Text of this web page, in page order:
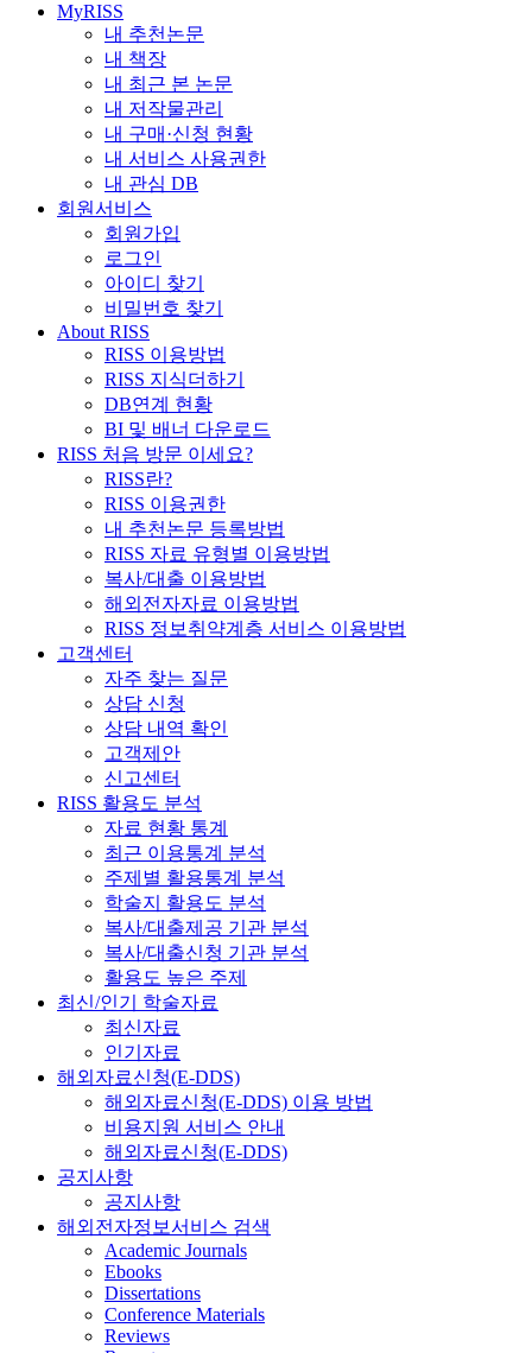
MyRISS
내 추천논문
내 책장
내 최근 본 논문
내 저작물관리
내 구매·신청 현황
내 서비스 사용권한
내 관심 DB
회원서비스
회원가입
로그인
아이디 찾기
비밀번호 찾기
About RISS
RISS 이용방법
RISS 지식더하기
DB연계 현황
BI 및 배너 다운로드
RISS 처음 방문 이세요?
RISS란?
RISS 이용권한
내 추천논문 등록방법
RISS 자료 유형별 이용방법
복사/대출 이용방법
해외전자자료 이용방법
RISS 정보취약계층 서비스 이용방법
고객센터
자주 찾는 질문
상담 신청
상담 내역 확인
고객제안
신고센터
RISS 활용도 분석
자료 현황 통계
최근 이용통계 분석
주제별 활용통계 분석
학술지 활용도 분석
복사/대출제공 기관 분석
복사/대출신청 기관 분석
활용도 높은 주제
최신/인기 학술자료
최신자료
인기자료
해외자료신청(E-DDS)
해외자료신청(E-DDS) 이용 방법
비용지원 서비스 안내
해외자료신청(E-DDS)
공지사항
공지사항
해외전자정보서비스 검색
Academic Journals
Ebooks
Dissertations
Conference Materials
Reviews